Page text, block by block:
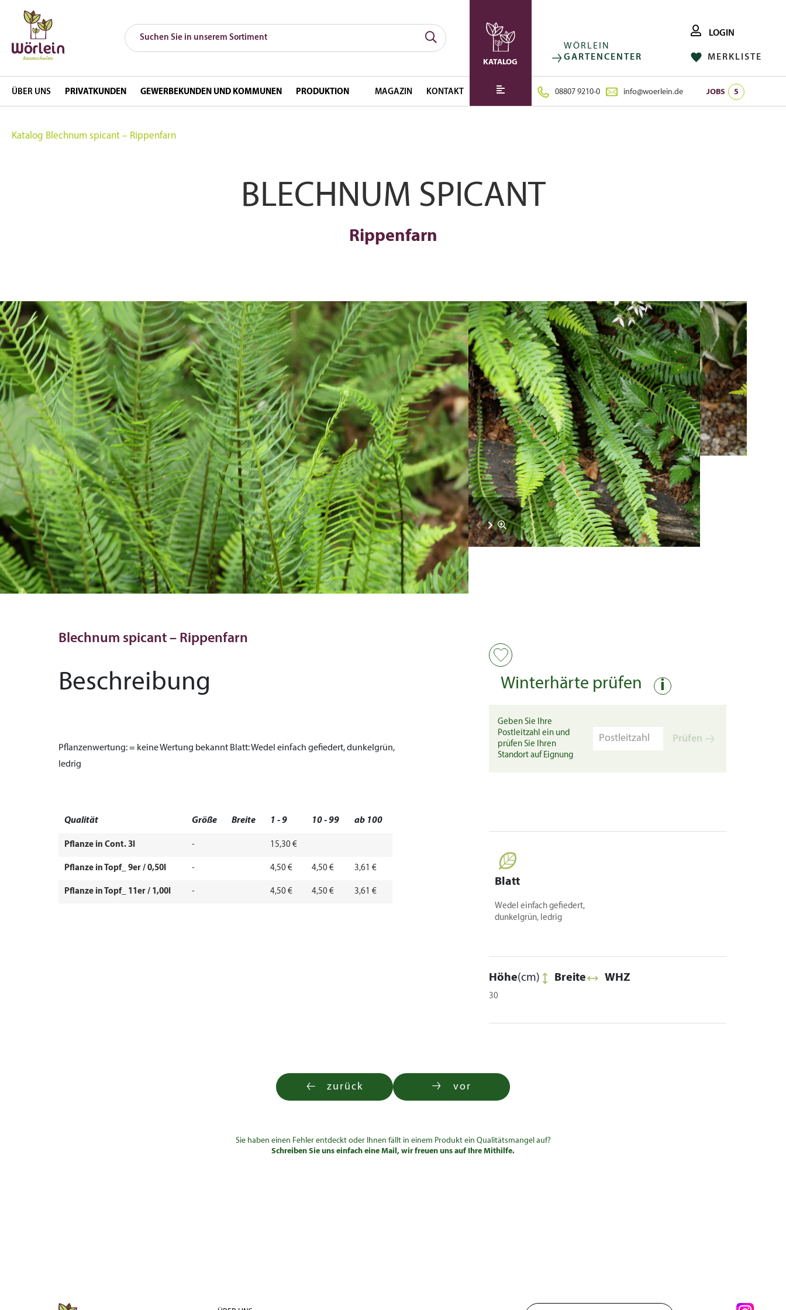
KATALOG
ÜBER UNS PRIVATKUNDEN GEWERBEKUNDEN UND KOMMUNEN PRODUKTION MAGAZIN KONTAKT
WÖRLEIN
GARTENCENTER
LOGIN
MERKLISTE
08807 9210-0 info@woerlein.de JOBS 5
FOLGE UNS AUF: INSTAGRAM FACEBOOK
Katalog Blechnum spicant – Rippenfarn
BLECHNUM SPICANT
Rippenfarn
Blechnum spicant – Rippenfarn
Beschreibung
Pflanzenwertung:= keine Wertung bekannt Blatt:Wedel einfach gefiedert, dunkelgrün,
ledrig
Qualität Größe Breite 1 - 9 10 - 99 ab 100
Pflanze in Cont. 3l - 15,30 €
Pflanze in Topf_ 9er / 0,50l - 4,50 € 4,50 € 3,61 €
Pflanze in Topf_ 11er / 1,00l - 4,50 € 4,50 € 3,61 €
Winterhärte prüfen i
Geben Sie Ihre
Postleitzahl ein und
prüfen Sie Ihren
Standort auf Eignung
Prüfen
Blatt
Wedel einfach gefiedert,
dunkelgrün, ledrig
Höhe(cm)
30
Breite WHZ
zurück vor
Sie haben einen Fehler entdeckt oder Ihnen fällt in einem Produkt ein Qualitätsmangel auf?
Schreiben Sie uns einfach eine Mail, wir freuen uns auf Ihre Mithilfe.